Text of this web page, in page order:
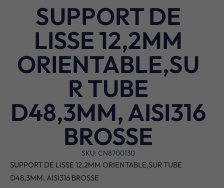
SUPPORT DE
LISSE 12,2MM
ORIENTABLE,SU
R TUBE
D48,3MM, AISI316
BROSSE
SKU: CN8700130
SUPPORT DE LISSE 12,2MM ORIENTABLE,SUR TUBE
D48,3MM, AISI316 BROSSE